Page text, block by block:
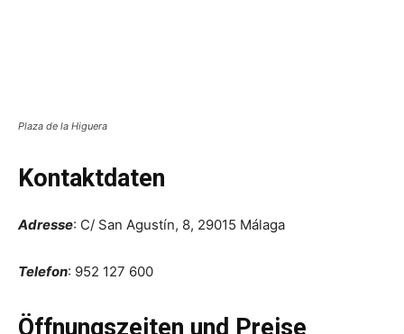
Plaza de la Higuera
Kontaktdaten
Adresse: C/ San Agustín, 8, 29015 Málaga
Telefon: 952 127 600
Öffnungszeiten und Preise